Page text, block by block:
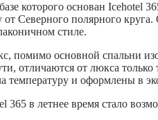
которого основан Icehotel
от Северного полярного
стиле.
помимо основной спальни
отличаются от люкса
температуру и оформлены в
365 в летнее время стало